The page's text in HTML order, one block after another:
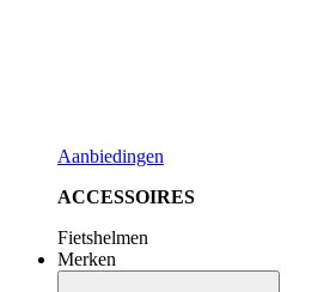
Aanbiedingen
ACCESSOIRES
Fietshelmen
Merken